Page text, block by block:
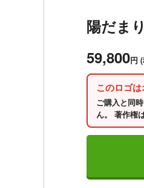
陽だま
59,800円
このロゴ
ご購入と同
ん。 著作権